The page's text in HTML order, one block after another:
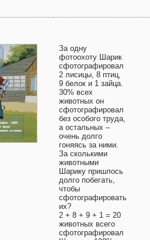
За одну
фотоохоту Шарик
сфотографировал
2 лисицы, 8 птиц,
9 белок и 1 зайца.
30% всех
животных он
сфотографировал
без особого труда,
а остальных –
очень долго
гоняясь за ними.
За сколькими
животными
Шарику пришлось
долго побегать,
чтобы
сфотографировать
их?
2 + 8 + 9 + 1 = 20
животных всего
сфотографировал